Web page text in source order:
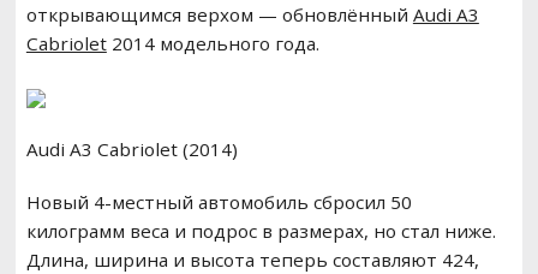
открывающимся верхом — обновлённый Audi A3
Cabriolet2014 модельного года.
Audi A3 Cabriolet (2014)
Новый 4-местный автомобиль сбросил 50
килограмм веса и подрос в размерах, но стал ниже.
Длина, ширина и высота теперь составляют 424,